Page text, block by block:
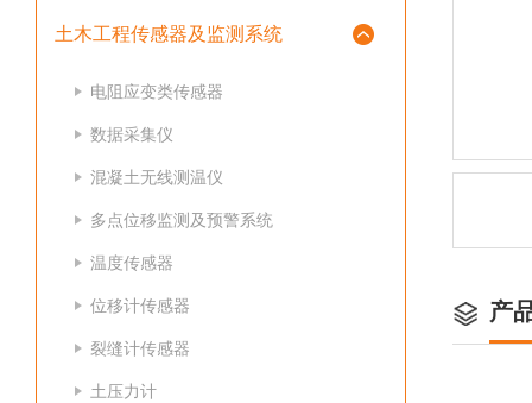
土木工程传感器及监测系统
电阻应变类传感器
数据采集仪
混凝土无线测温仪
多点位移监测及预警系统
温度传感器
位移计传感器
裂缝计传感器
土压力计
产